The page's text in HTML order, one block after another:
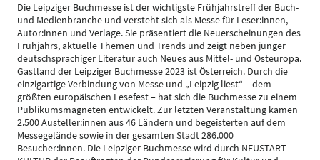
Die Leipziger Buchmesse ist der wichtigste Frühjahrstreff der Buch-
und Medienbranche und versteht sich als Messe für Leser:innen,
Autor:innen und Verlage. Sie präsentiert die Neuerscheinungen des
Frühjahrs, aktuelle Themen und Trends und zeigt neben junger
deutschsprachiger Literatur auch Neues aus Mittel- und Osteuropa.
Gastland der Leipziger Buchmesse 2023 ist Österreich. Durch die
einzigartige Verbindung von Messe und „Leipzig liest“ – dem
größten europäischen Lesefest – hat sich die Buchmesse zu einem
Publikumsmagneten entwickelt. Zur letzten Veranstaltung kamen
2.500 Austeller:innen aus 46 Ländern und begeisterten auf dem
Messegelände sowie in der gesamten Stadt 286.000
Besucher:innen. Die Leipziger Buchmesse wird durch NEUSTART